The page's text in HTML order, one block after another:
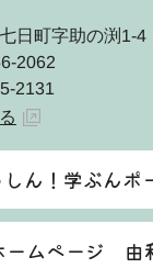
日町字助の渕1-4
2062
2131
しん！学ぶんポ
ームページ 由